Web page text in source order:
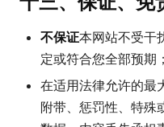
不保证本网站不受干
定或符合您全部预期
在适用法律允许的最
附带、惩罚性、特殊